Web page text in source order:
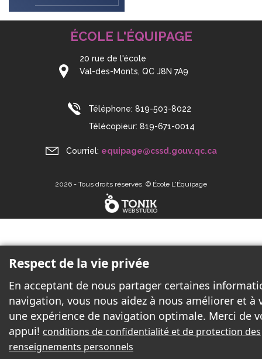
ÉCOLE L'ÉQUIPAGE
20 rue de l'école
Val-des-Monts, QC J8N 7A9
Téléphone: 819-503-8022
Télécopieur: 819-671-0014
Courriel: equipage@cssd.gouv.qc.ca
2026 - Tous droits réservés. © École L'Équipage
Respect de la vie privée
En acceptant de nous partager certaines
navigation, vous nous aidez à nous améliorer et à
une expérience de navigation optimale. Merci de
appui! conditions de confidentialité et de protection des
renseignements personnels